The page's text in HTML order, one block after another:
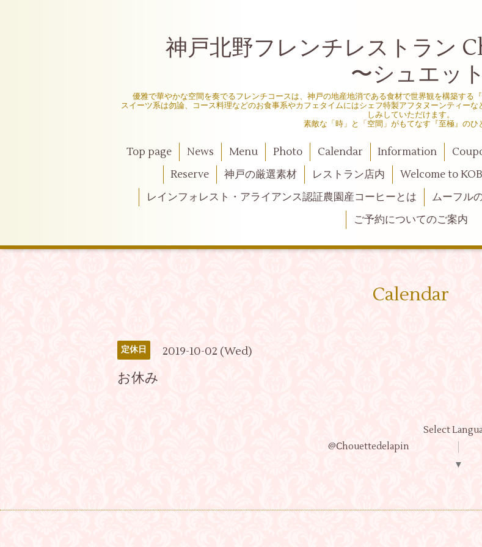
神戸北野フレンチレストラン
〜シュエット
優雅で華やかな空間を奏でるフレンチコースは、神戸の地産地消である食材で世界観を構築する
スイーツ系は勿論、コース料理などのお食事系やカフェタイムにはシェフ特製アフタヌーンティー
しみしていただけます。
素敵な「時」と「空間」がもてなす『至極』のひ
Top page News Menu Photo Calendar Information
Reserve
神戸の厳選素材 レストラン店内 Welcome to
レインフォレスト・アライアンス認証農園産コーヒーとは
ムーフル
ご予約についてのご案内
Calendar
定休日 2019-10-02 (Wed)
お休み
@Ⅽhouettedelapin
Select
▼